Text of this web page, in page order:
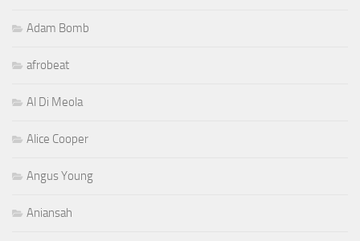
Adam Bomb
afrobeat
Al Di Meola
Alice Cooper
Angus Young
Aniansah